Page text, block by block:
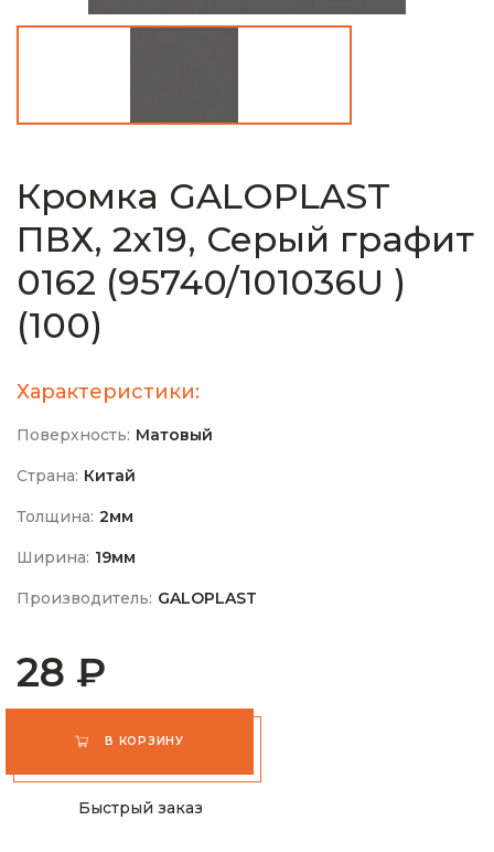
Кромка GALOPLAST
ПВХ, 2х19, Серый графит
0162 (95740/101036U )
(100)
Характеристики:
Поверхность: Матовый
Страна: Китай
Толщина: 2мм
Ширина: 19мм
Производитель: GALOPLAST
28 ₽
В КОРЗИНУ
Быстрый заказ